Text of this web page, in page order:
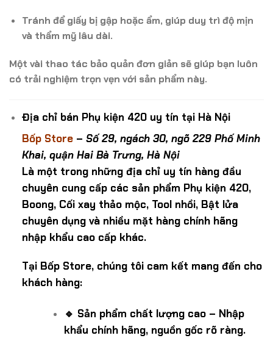
Tránh để giấy bị gập hoặc ẩm, giúp duy trì độ mịn
và thẩm mỹ lâu dài.
Một vài thao tác bảo quản đơn giản sẽ giúp bạn luôn
có trải nghiệm trọn vẹn với sản phẩm này.
Địa chỉ bán Phụ kiện 420 uy tín tại Hà Nội
Bốp Store– Số 29, ngách 30, ngõ 229 Phố Minh
Khai, quận Hai Bà Trưng, Hà Nội
Là một trong những địa chỉ uy tín hàng đầu
chuyên cung cấp các sản phẩm Phụ kiện 420,
Boong, Cối xay thảo mộc, Tool nhồi, Bật lửa
chuyên dụng và nhiều mặt hàng chính hãng
nhập khẩu cao cấp khác.
Tại Bốp Store, chúng tôi cam kết mang đến cho
khách hàng:
🔹 Sản phẩm chất lượng cao – Nhập
khẩu chính hãng, nguồn gốc rõ ràng.